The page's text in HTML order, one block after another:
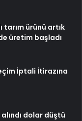
tarım ürünü artık
üretim başladı
İptali İtirazına
dolar düştü